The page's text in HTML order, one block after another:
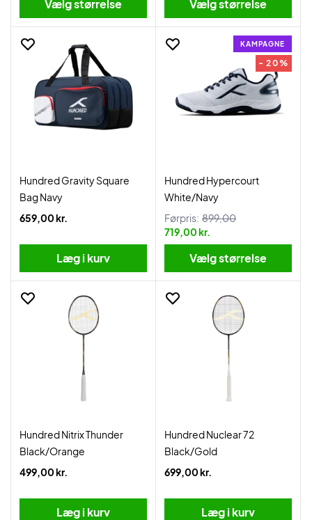
Vælg størrelse Vælg størrelse
Hundred Gravity Square
Bag Navy
659,00 kr.
Læg i kurv
KAMPAGNE
- 20%
Hundred Hypercourt
White/Navy
Førpris: 899,00
719,00 kr.
Vælg størrelse
Hundred Nitrix Thunder
Black/Orange
499,00 kr.
Læg i kurv
Hundred Nuclear 72
Black/Gold
699,00 kr.
Læg i kurv